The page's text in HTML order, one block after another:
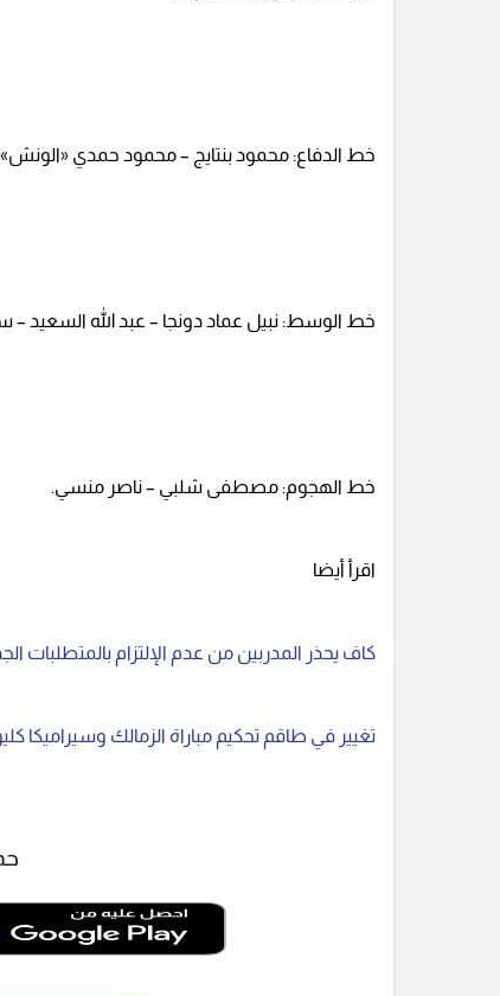
خط الدفاع: محمود بنتايج – محمود حمدي «الونش»
خط الوسط: نبيل عماد دونجا – عبد الله السعيد
خط الهجوم: مصطفى شلبي – ناصر منسي.
اقرأ أيضا
كاف يحذر المدربين من عدم الإلتزام بالمتطلبات
تغيير في طاقم تحكيم مباراة الزمالك وسيراميكا